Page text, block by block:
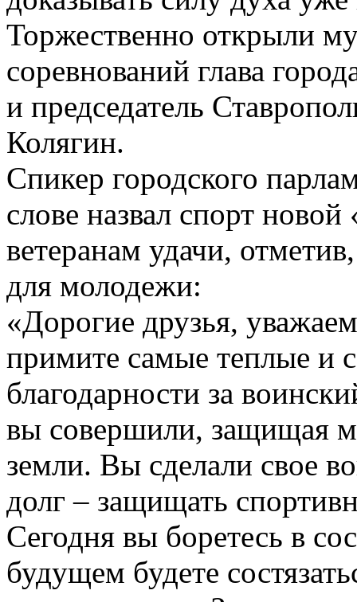
Торжественно открыли
соревнований глава
и председатель
Колягин.
Спикер городского
слове назвал спорт
ветеранам удачи,
для молодежи:
«Дорогие друзья,
примите самые теплые и
благодарности за
вы совершили, защищая
земли. Вы сделали свое
долг – защищать
Сегодня вы боретесь в
будущем будете